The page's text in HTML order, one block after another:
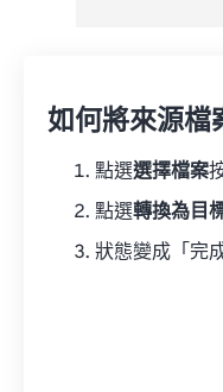
如何將來源檔
點選選擇檔案
點選轉換為目
狀態變成「完